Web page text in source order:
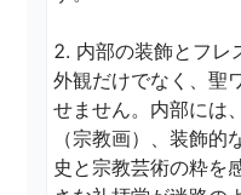
2. 内部の装飾とフレ
外観だけでなく、聖
せません。内部には
（宗教画）、装飾
史と宗教芸術の粋を